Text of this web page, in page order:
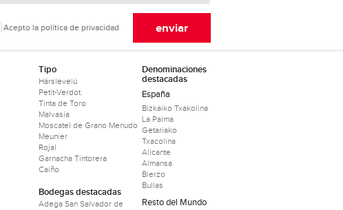
Acepto la política de privacidad
Tipo
Hárslevelü
Petit-Verdot.
Tinta de Toro
Malvasía
Moscatel de Grano Menudo
Meunier
Rojal
Garnacha Tintorera
Caiño
Bodegas destacadas
Adega San Salvador de
Denominaciones
destacadas
España
Bizkaiko Txakolina
La Palma
Getariako
Txacolina
Alicante
Almansa
Bierzo
Bullas
Resto del Mundo